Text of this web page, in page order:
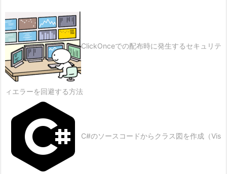
ClickOnceでの配布時に発生するセキュリテ
ィエラーを回避する方法
C#のソースコードからクラス図を作成（Vis